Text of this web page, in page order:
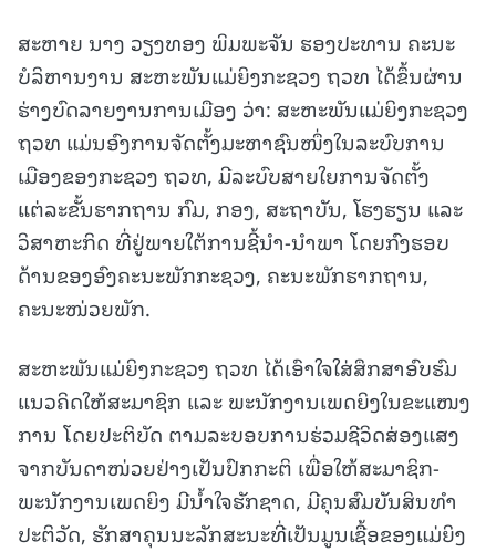
ສະຫາຍ ນາງ ວຽງທອງ ພິມພະຈັນ ຮອງປະທານ ຄະນະ
ບໍລິຫານງານ ສະຫະພັນແມ່ຍິງກະຊວງ ຖວທ ໄດ້ຂຶ້ນຜ່ານ
ຮ່າງບົດລາຍງານການເມືອງ ວ່າ: ສະຫະພັນແມ່ຍິງກະຊວງ
ຖວທ ແມ່ນອົງການຈັດຕັ້ງມະຫາຊົນໜຶ່ງໃນລະບົບການ
ເມືອງຂອງກະຊວງ ຖວທ, ມີລະບົບສາຍໃຍການຈັດຕັ້ງ
ແຕ່ລະຂັ້ນຮາກຖານ ກົມ, ກອງ, ສະຖາບັນ, ໂຮງຮຽນ ແລະ
ວິສາຫະກິດ ທີ່ຢູ່ພາຍໃຕ້ການຊີ້ນຳ-ນຳພາ ໂດຍກົງຮອບ
ດ້ານຂອງອົງຄະນະພັກກະຊວງ, ຄະນະພັກຮາກຖານ,
ຄະນະໜ່ວຍພັກ.
ສະຫະພັນແມ່ຍິງກະຊວງ ຖວທ ໄດ້ເອົາໃຈໃສ່ສຶກສາອົບຮົມ
ແນວຄິດໃຫ້ສະມາຊິກ ແລະ ພະນັກງານເພດຍິງໃນຂະແໜງ
ການ ໂດຍປະຕິບັດ ຕາມລະບອບການຮ່ວມຊີວິດສ່ອງແສງ
ຈາກບັນດາໜ່ວຍຢ່າງເປັນປົກກະຕິ ເພື່ອໃຫ້ສະມາຊິກ-
ພະນັກງານເພດຍິງ ມີນໍ້າໃຈຮັກຊາດ, ມີຄຸນສົມບັນສິນທຳ
ປະຕິວັດ, ຮັກສາຄຸນນະລັກສະນະທີ່ເປັນມູນເຊື້ອຂອງແມ່ຍິງ